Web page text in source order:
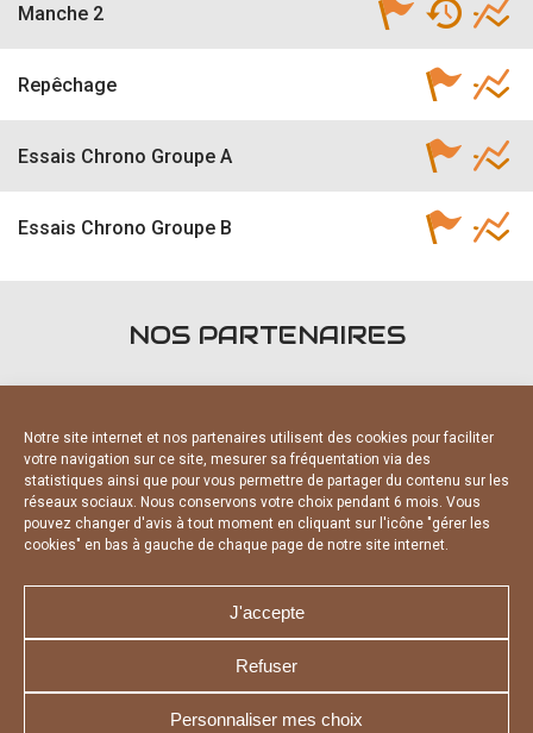
Notre site internet et nos partenaires utilisent des cookies pour faciliter
votre navigation sur ce site, mesurer sa fréquentation via des
statistiques ainsi que pour vous permettre de partager du contenu sur les
réseaux sociaux. Nous conservons votre choix pendant 6 mois. Vous
pouvez changer d'avis à tout moment en cliquant sur l'icône "gérer les
cookies" en bas à gauche de chaque page de notre site internet.
J'accepte
Refuser
Personnaliser mes choix
Manche 2
Repêchage
Essais Chrono Groupe A
Essais Chrono Groupe B
NOS PARTENAIRES
PARTENAIRES OFFICIELS
NOUS CONTACTER
MENTIONS LÉGALES
CHARTE DE CONFIDENTIALITÉ
DÉCLARATION DE CONFIDENTIALITÉ